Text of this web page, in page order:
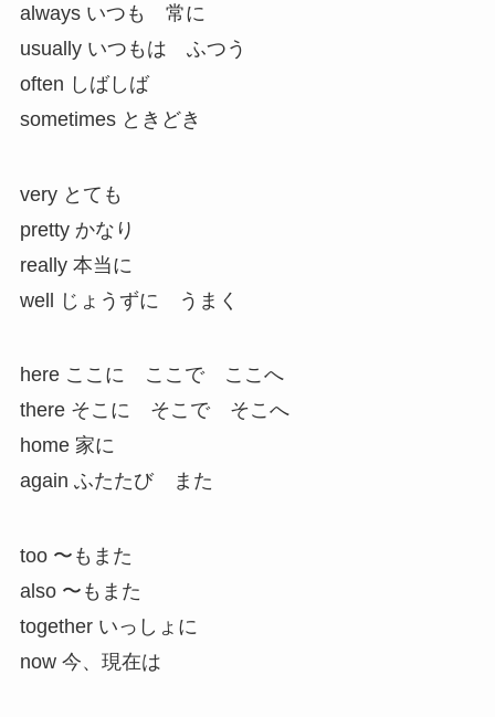
always いつも 常に
usually いつもは ふつう
often しばしば
sometimes ときどき
very とても
pretty かなり
really 本当に
well じょうずに うまく
here ここに ここで ここへ
there そこに そこで そこへ
home 家に
again ふたたび また
too 〜もまた
also 〜もまた
together いっしょに
now 今、現在は